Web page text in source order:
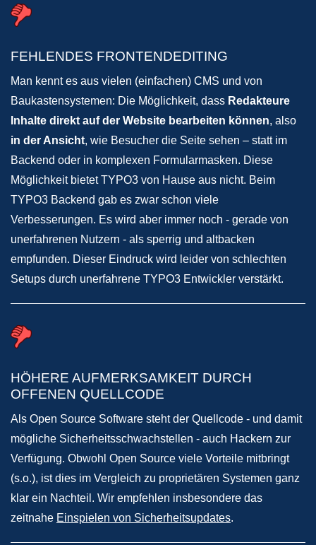
FEHLENDES FRONTENDEDITING
Man kennt es aus vielen (einfachen) CMS und von
Baukastensystemen: Die Möglichkeit, dass Redakteure
Inhalte direkt auf der Website bearbeiten können, also
in der Ansicht, wie Besucher die Seite sehen – statt im
Backend oder in komplexen Formularmasken. Diese
Möglichkeit bietet TYPO3 von Hause aus nicht. Beim
TYPO3 Backend gab es zwar schon viele
Verbesserungen. Es wird aber immer noch - gerade von
unerfahrenen Nutzern - als sperrig und altbacken
empfunden. Dieser Eindruck wird leider von schlechten
Setups durch unerfahrene TYPO3 Entwickler verstärkt.
HÖHERE AUFMERKSAMKEIT DURCH
OFFENEN QUELLCODE
Als Open Source Software steht der Quellcode - und damit
mögliche Sicherheitsschwachstellen - auch Hackern zur
Verfügung. Obwohl Open Source viele Vorteile mitbringt
(s.o.), ist dies im Vergleich zu proprietären Systemen ganz
klar ein Nachteil. Wir empfehlen insbesondere das
zeitnahe Einspielen von Sicherheitsupdates.